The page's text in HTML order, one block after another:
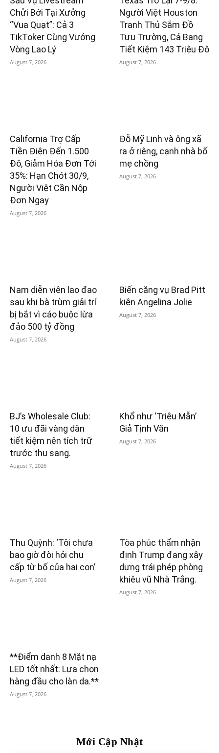
Chửi Bới Tại Xưởng
“Vua Quạt”: Cả 3
TikToker Cùng Vướng
Vòng Lao Lý
August 7, 2026
Người Việt Houston
Tranh Thủ Sắm Đồ
Tựu Trường, Cả Bang
Tiết Kiệm 143 Triệu Đô
August 7, 2026
California Trợ Cấp
Tiền Điện Đến 1.500
Đô, Giảm Hóa Đơn Tới
35%: Hạn Chót 30/9,
Người Việt Cần Nộp
Đơn Ngay
August 7, 2026
Đỗ Mỹ Linh và ông xã
ra ở riêng, cạnh nhà bố
mẹ chồng
August 7, 2026
Nam diễn viên lao đao
sau khi bà trùm giải trí
bị bắt vì cáo buộc lừa
đảo 500 tỷ đồng
August 7, 2026
Biến căng vụ Brad Pitt
kiện Angelina Jolie
August 7, 2026
BJ’s Wholesale Club:
10 ưu đãi vàng dân
tiết kiệm nên tích trữ
trước thu sang.
August 7, 2026
Khổ như ‘Triệu Mẫn’
Giả Tịnh Văn
August 7, 2026
Thu Quỳnh: ‘Tôi chưa
bao giờ đòi hỏi chu
cấp từ bố của hai con’
August 7, 2026
Tòa phúc thẩm nhận
định Trump đang xây
dựng trái phép phòng
khiêu vũ Nhà Trắng.
August 7, 2026
**Điểm danh 8 Mặt nạ
LED tốt nhất: Lựa chọn
hàng đầu cho làn da.**
August 7, 2026
Mới Cập Nhật